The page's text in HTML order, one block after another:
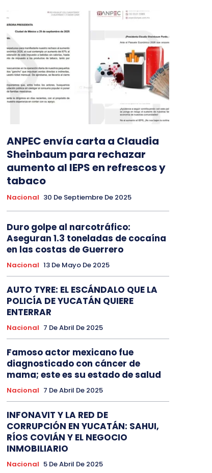
ANPEC envía carta a Claudia
Sheinbaum para rechazar
aumento al IEPS en refrescos y
tabaco
Nacional 30 De Septiembre De 2025
Duro golpe al narcotráfico:
Aseguran 1.3 toneladas de cocaína
en las costas de Guerrero
Nacional 13 De Mayo De 2025
AUTO TYRE: EL ESCÁNDALO QUE LA
POLICÍA DE YUCATÁN QUIERE
ENTERRAR
Nacional 7 De Abril De 2025
Famoso actor mexicano fue
diagnosticado con cáncer de
mama; este es su estado de salud
Nacional 7 De Abril De 2025
INFONAVIT Y LA RED DE
CORRUPCIÓN EN YUCATÁN: SAHUI,
RÍOS COVIÁN Y EL NEGOCIO
INMOBILIARIO
Nacional 5 De Abril De 2025